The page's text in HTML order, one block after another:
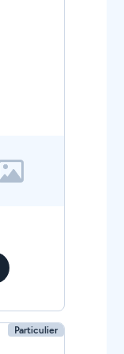
Particulier